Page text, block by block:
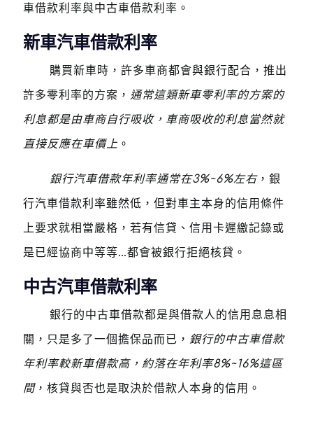
車借款利率與中古車借款利率。
新車汽車借款利率
購買新車時，許多車商都會與銀行配合，推出
許多零利率的方案， 通常這類新車零利率的方案的
利息都是由車商自行吸收，車商吸收的利息當然就
直接反應在車價上 。
銀行汽車借款年利率通常在3%~6%左右，銀
行汽車借款利率雖然低，但對車主本身的信用條件
上要求就相當嚴格，若有信貸、信用卡遲繳記錄或
是已經協商中等等…都會被銀行拒絕核貸。
中古汽車借款利率
銀行的中古車借款都是與借款人的信用息息相
關，只是多了一個擔保品而已， 銀行的中古車借款
年利率較新車借款高，約落在年利率8%~16%這區
間，核貸與否也是取決於借款人本身的信用。